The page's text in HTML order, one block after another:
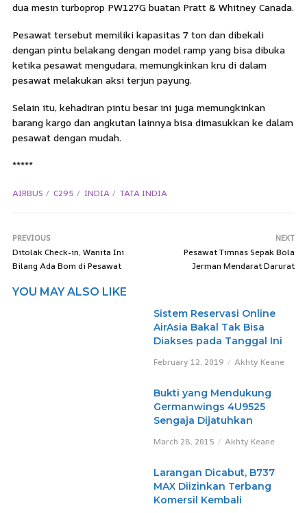
dua mesin turboprop PW127G buatan Pratt & Whitney Canada.
Pesawat tersebut memiliki kapasitas 7 ton dan dibekali
dengan pintu belakang dengan model ramp yang bisa dibuka
ketika pesawat mengudara, memungkinkan kru di dalam
pesawat melakukan aksi terjun payung.
Selain itu, kehadiran pintu besar ini juga memungkinkan
barang kargo dan angkutan lainnya bisa dimasukkan ke dalam
pesawat dengan mudah.
*****
AIRBUS C295 INDIA TATA INDIA
PREVIOUS
Ditolak Check-in, Wanita Ini
Bilang Ada Bom di Pesawat
NEXT
Pesawat Timnas Sepak Bola
Jerman Mendarat Darurat
YOU MAY ALSO LIKE
Sistem Reservasi Online
AirAsia Bakal Tak Bisa
Diakses pada Tanggal Ini
February 12, 2019 Akhty Keane
Bukti yang Mendukung
Germanwings 4U9525
Sengaja Dijatuhkan
March 28, 2015 Akhty Keane
Larangan Dicabut, B737
MAX Diizinkan Terbang
Komersil Kembali